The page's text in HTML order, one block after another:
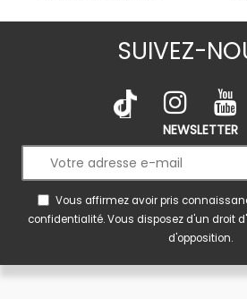
SUIVEZ-
NEWSLETTER
Vous affirmez avoir pris
confidentialité. Vous disposez d'un droit
d'opposition.